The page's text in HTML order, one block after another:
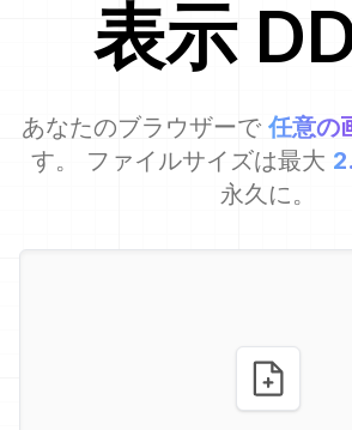
表示
あなたのブラウザーで 任意の
す。 ファイルサイズは最大
永久に。